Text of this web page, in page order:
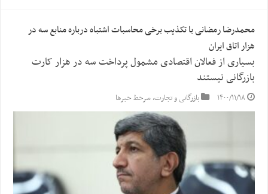
محمدرضا رمضانی با تکذیب برخی محاسبات اشتباه درباره منابع سه در
هزار اتاق ایران
بسیاری از فعالان اقتصادی مشمول پرداخت سه در هزار کارت
بازرگانی نیستند
۱۴۰۰/۱۱/۱۸ بازرگانی و تجارت,سرخط خبرها